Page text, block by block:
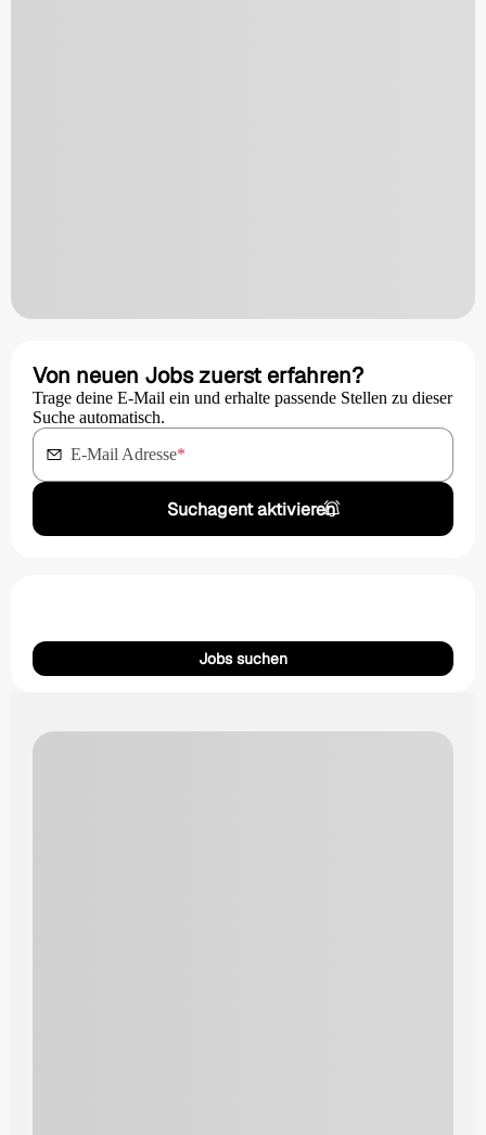
Von neuen Jobs zuerst erfahren?
Trage deine E-Mail ein und erhalte passende Stellen zu dieser
Suche automatisch.
E-Mail Adresse*
Suchagent aktivieren
Jobs suchen